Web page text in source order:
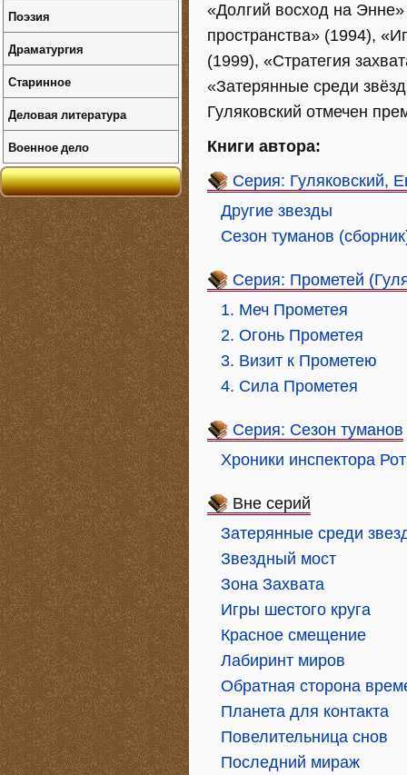
«Долгий восход на
пространства» (1994),
(1999), «Стратегия
«Затерянные среди
Гуляковский отмечен
Книги автора:
Серия: Гуляковский,
Другие звезды
Сезон туманов
Серия: Прометей
1. Меч Прометея
2. Огонь Прометея
3. Визит к Прометею
4. Сила Прометея
Серия: Сезон туманов
Хроники инспектора
Вне серий
Затерянные среди
Звездный мост
Зона Захвата
Игры шестого круга
Красное смещение
Лабиринт миров
Обратная сторона
Планета для контакта
Повелительница снов
Последний мираж
Поэзия
Драматургия
Старинное
Деловая литература
Военное дело